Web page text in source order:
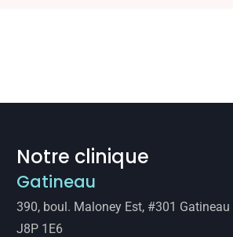
Notre clinique
Gatineau
390, boul. Maloney Est, #301 Gatineau
J8P 1E6